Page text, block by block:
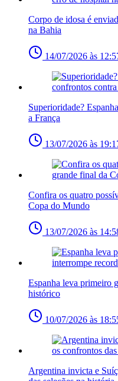
Corpo de idosa é
na Bahia
14/07/2026 às
Superioridade?
a França
13/07/2026 às
Confira os quatro
Copa do Mundo
13/07/2026 às
Espanha leva primeiro
histórico
10/07/2026 às
Argentina invicta e